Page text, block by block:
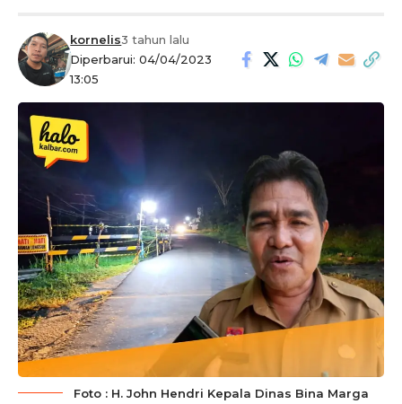
Diperbarui: 04/04/2023
13:05
kornelis3 tahun lalu
Foto : H. John Hendri Kepala Dinas Bina Marga